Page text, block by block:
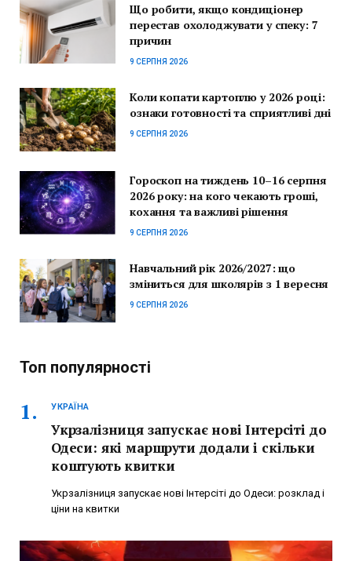
Що робити, якщо кондиціонер
перестав охолоджувати у спеку: 7
причин
9 СЕРПНЯ 2026
Коли копати картоплю у 2026 році:
ознаки готовності та сприятливі дні
9 СЕРПНЯ 2026
Гороскоп на тиждень 10–16 серпня
2026 року: на кого чекають гроші,
кохання та важливі рішення
9 СЕРПНЯ 2026
Навчальний рік 2026/2027: що
зміниться для школярів з 1 вересня
9 СЕРПНЯ 2026
Топ популярності
УКРАЇНА
Укрзалізниця запускає нові Інтерсіті до
Одеси: які маршрути додали і скільки
коштують квитки
Укрзалізниця запускає нові Інтерсіті до Одеси: розклад і
ціни на квитки